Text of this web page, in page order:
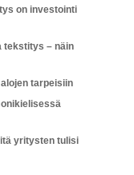
on investointi
tekstitys – näin
tarpeisiin
yritysten tulisi